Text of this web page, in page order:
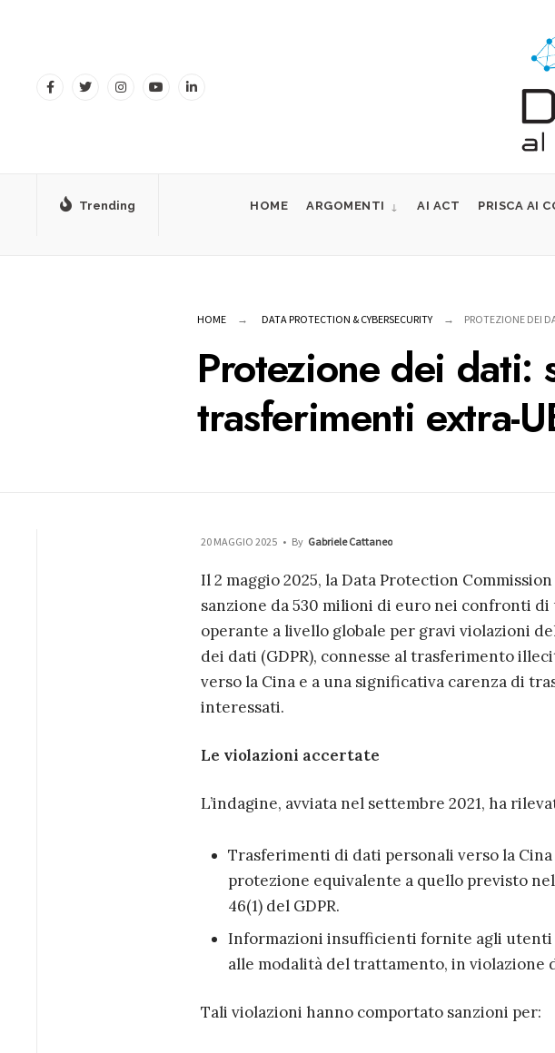
Trending HOME ARGOMENTI AI ACT PRISCA AI
HOME DATA PROTECTION & CYBERSECURITY PROTEZIONE DEI
Protezione dei dati:
trasferimenti extra-
20 MAGGIO 2025 • By Gabriele Cattaneo
Il 2 maggio 2025, la Data Protection
sanzione da 530 milioni di euro nei confronti
operante a livello globale per gravi violazioni
dei dati (GDPR), connesse al trasferimento
verso la Cina e a una significativa carenza di
interessati.
Le violazioni accertate
L’indagine, avviata nel settembre 2021, ha
Trasferimenti di dati personali verso la
protezione equivalente a quello previsto
46(1) del GDPR.
Informazioni insufficienti fornite agli utenti
alle modalità del trattamento, in violazione
Tali violazioni hanno comportato sanzioni per: